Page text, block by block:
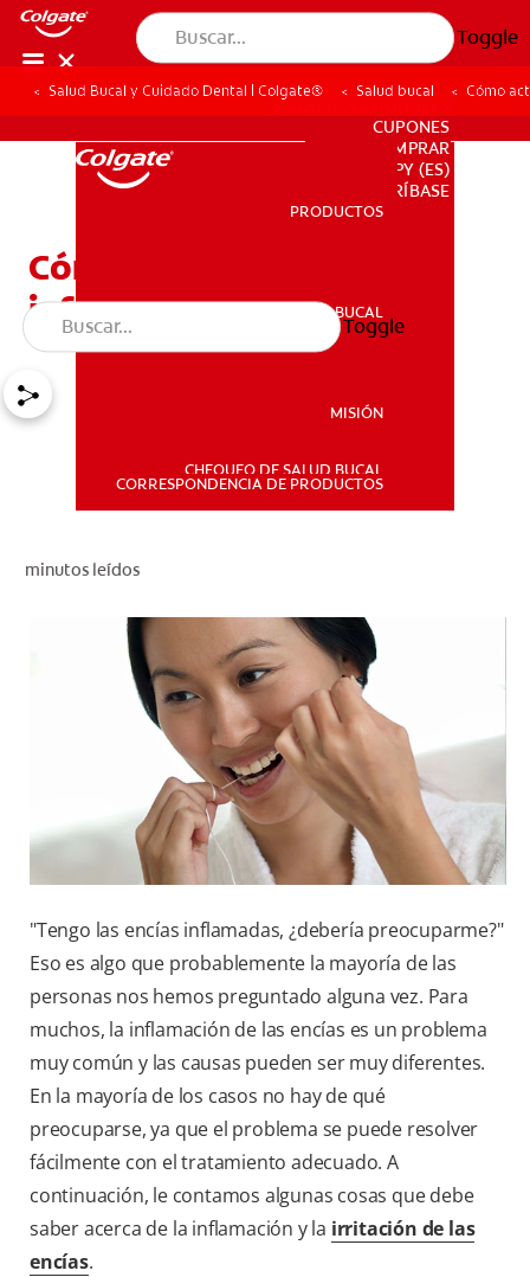
Toggle
PRODUCTOS
SALUD BUCAL
PARA PROFESIONALES
CUPONES
DONDE COMPRAR
PY (ES)
PARA PROFESIONALES
CUPONES
DONDE COMPRAR
PY (ES)
SUSCRÍBASE
PRODUCTOS
SALUD BUCAL
MISIÓN
CHEQUEO DE SALUD BUCAL
CORRESPONDENCIA DE PRODUCTOS
Toggle
Salud Bucal y Cuidado Dental | Colgate® Salud bucal Cómo
Cómo actuar ante la
inflamación de las encías
minutos leídos
"Tengo las encías inflamadas, ¿debería preocuparme?"
Eso es algo que probablemente la mayoría de las
personas nos hemos preguntado alguna vez. Para
muchos, la inflamación de las encías es un problema
muy común y las causas pueden ser muy diferentes.
En la mayoría de los casos no hay de qué
preocuparse, ya que el problema se puede resolver
fácilmente con el tratamiento adecuado. A
continuación, le contamos algunas cosas que debe
saber acerca de la inflamación y la irritación de las
encías.